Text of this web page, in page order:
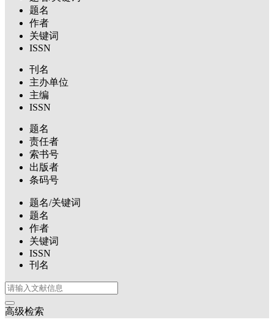
题名
作者
关键词
ISSN
刊名
主办单位
主编
ISSN
题名
责任者
索书号
出版者
条码号
题名/关键词
题名
作者
关键词
ISSN
刊名
高级检索